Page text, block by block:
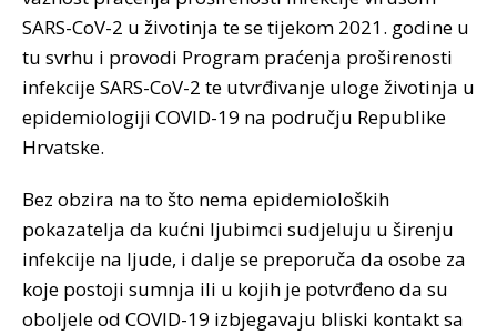
SARS-CoV-2 u životinja te se tijekom 2021. godine u
tu svrhu i provodi Program praćenja proširenosti
infekcije SARS-CoV-2 te utvrđivanje uloge životinja u
epidemiologiji COVID-19 na području Republike
Hrvatske.
Bez obzira na to što nema epidemioloških
pokazatelja da kućni ljubimci sudjeluju u širenju
infekcije na ljude, i dalje se preporuča da osobe za
koje postoji sumnja ili u kojih je potvrđeno da su
oboljele od COVID-19 izbjegavaju bliski kontakt sa